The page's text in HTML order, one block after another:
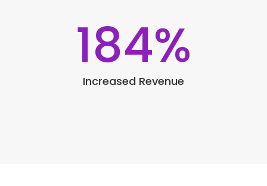
184%
Increased Revenue